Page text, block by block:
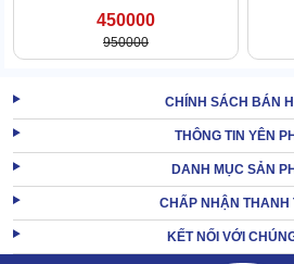
450000
950000
CHÍNH SÁCH BÁN
THÔNG TIN YÊN
DANH MỤC SẢN
CHẤP NHẬN THANH
KẾT NỐI VỚI